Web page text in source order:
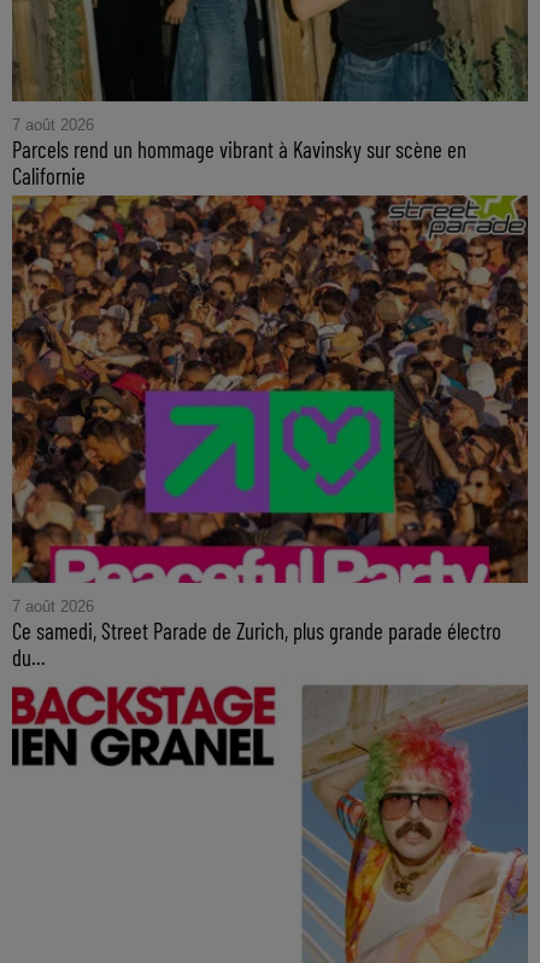
7 août 2026
Parcels rend un hommage vibrant à Kavinsky sur scène en
Californie
7 août 2026
Ce samedi, Street Parade de Zurich, plus grande parade électro
du...